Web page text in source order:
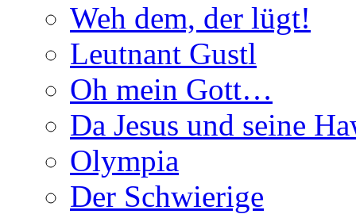
Weh dem, der lügt!
Leutnant Gustl
Oh mein Gott…
Da Jesus und seine
Olympia
Der Schwierige